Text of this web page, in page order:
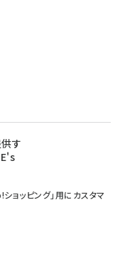
供す
ョッピング」用にカスタマ